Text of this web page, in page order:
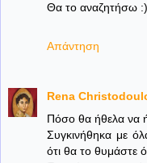
Θα το αναζητήσω :)
Απάντηση
Rena
Πόσο θα ήθελα να
Συγκινήθηκα με
ότι θα το θυμάστε